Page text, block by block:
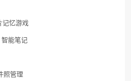
记忆游戏
能笔记
照管理